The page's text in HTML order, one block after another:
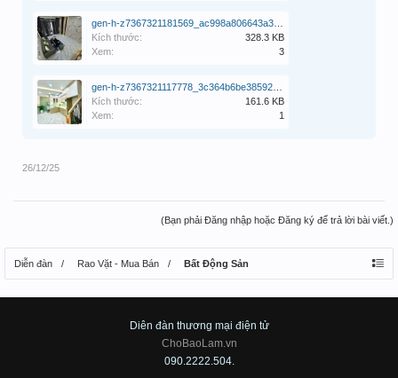
Kích thước:
328.3 KB
Xem:
3
Kích thước:
161.6 KB
Xem:
1
26/12/25
(Bạn phải Đăng nhập hoặc Đăng ký để trả lời bài viết.)
Diễn đàn Rao Vặt - Mua Bán Bất Động Sản
Diên đàn thương mại điện tử
ChoBaoLam.vn
090.2222.504.